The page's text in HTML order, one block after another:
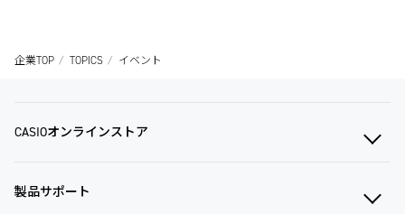
企業TOP TOPICS イベント
CASIOオンラインストア
製品サポート